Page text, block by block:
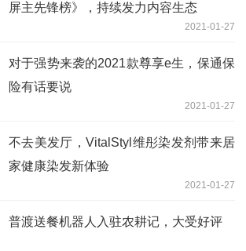
屏主先锋榜》，持续发力内容生态
2021-01-27
对于强势来袭的2021款尊享e生，保通保
险有话要说
2021-01-27
不去美发厅，VitalStyl维彤染发剂带来居
家健康染发新体验
2021-01-27
普渡送餐机器人入驻农耕记，大受好评